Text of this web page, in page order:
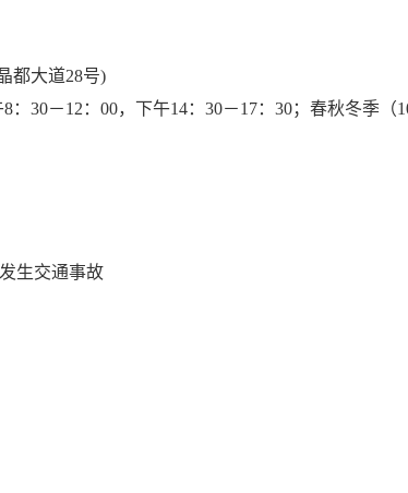
都大道28号)
30－12：00，下午14：30－17：30；春秋冬季（
生交通事故